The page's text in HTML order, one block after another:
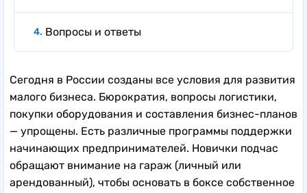
Вопросы и ответы
Сегодня в России созданы все условия для развития
малого бизнеса. Бюрократия, вопросы логистики,
покупки оборудования и составления бизнес-планов
— упрощены. Есть различные программы поддержки
начинающих предпринимателей. Новички подчас
обращают внимание на гараж (личный или
арендованный), чтобы основать в боксе собственное